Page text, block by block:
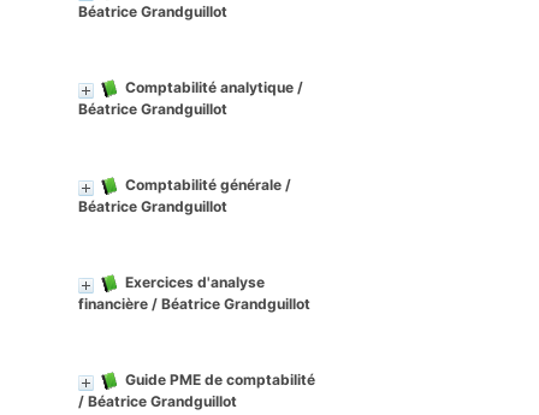
Béatrice Grandguillot
Comptabilité analytique /
Béatrice Grandguillot
Comptabilité générale /
Béatrice Grandguillot
Exercices d'analyse
financière / Béatrice Grandguillot
Guide PME de comptabilité
/ Béatrice Grandguillot